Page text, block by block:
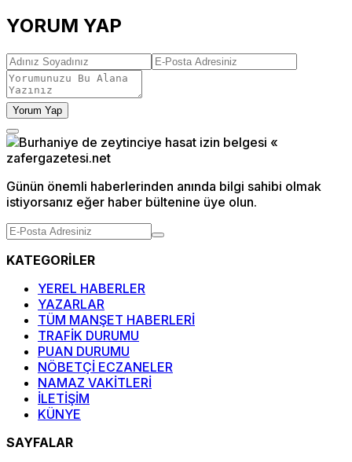
YORUM YAP
Yorum Yap
Günün önemli haberlerinden anında bilgi sahibi olmak
istiyorsanız eğer haber bültenine üye olun.
KATEGORİLER
YEREL HABERLER
YAZARLAR
TÜM MANŞET HABERLERİ
TRAFİK DURUMU
PUAN DURUMU
NÖBETÇİ ECZANELER
NAMAZ VAKİTLERİ
İLETİŞİM
KÜNYE
SAYFALAR